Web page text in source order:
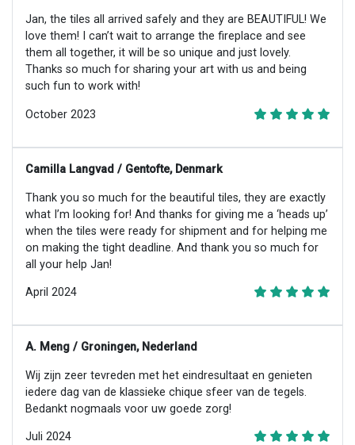
Jan, the tiles all arrived safely and they are BEAUTIFUL! We
love them! I can’t wait to arrange the fireplace and see
them all together, it will be so unique and just lovely.
Thanks so much for sharing your art with us and being
such fun to work with!
October 2023
Camilla Langvad / Gentofte, Denmark
Thank you so much for the beautiful tiles, they are exactly
what I’m looking for! And thanks for giving me a ‘heads up’
when the tiles were ready for shipment and for helping me
on making the tight deadline. And thank you so much for
all your help Jan!
April 2024
A. Meng / Groningen, Nederland
Wij zijn zeer tevreden met het eindresultaat en genieten
iedere dag van de klassieke chique sfeer van de tegels.
Bedankt nogmaals voor uw goede zorg!
Juli 2024